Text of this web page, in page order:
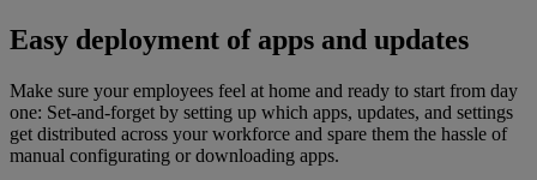
Easy deployment of apps and updates
Make sure your employees feel at home and ready to start from day
one: Set-and-forget by setting up which apps, updates, and settings
get distributed across your workforce and spare them the hassle of
manual configurating or downloading apps.